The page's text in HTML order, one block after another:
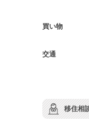
買い物
交通
移住相